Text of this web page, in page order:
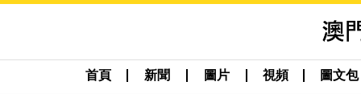
首頁 新聞 圖片 視頻 圖文包